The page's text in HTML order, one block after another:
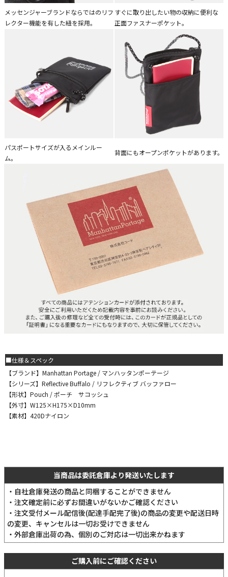
メッセンジャーブランドならではのリフ
レクター機能を有した紐を採用。
すぐに取り出したい物の収納に便利な
正面ファスナーポケット。
パスポートサイズが入るメインルー
ム。
背面にもオープンポケットがあります。
■仕様＆スペック
【ブランド】Manhattan Portage / マンハッタンポーテージ
【シリーズ】Reflective Buffalo / リフレクティブ バッファロー
【形状】Pouch / ポーチ サコッシュ
【外寸】W125×H175×D10mm
【素材】420Dナイロン
当商品は委託倉庫より発送いたします
・自社倉庫発送の商品と同梱することができません
・注文確定前に必ずお間違いがないかご確認ください
・注文受付メール配信後(配達手配完了後)の商品の変更や配送日時
の変更、キャンセルは一切お受けできません
・外部倉庫出荷の為、個別のご対応は一切出来かねます
ご購入前にご確認ください